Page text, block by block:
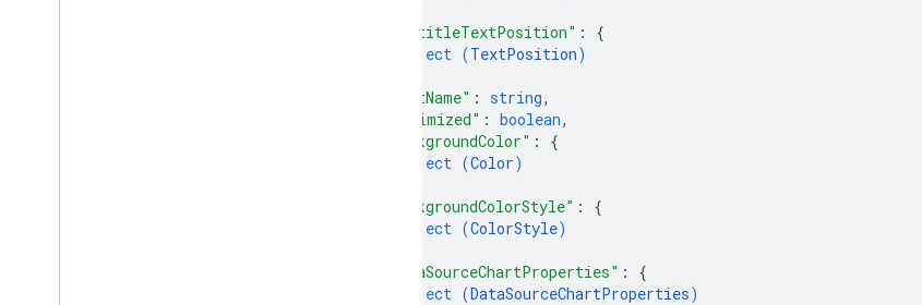
"subtitleTextPosition" : {
object (TextPosition)
"fontName" : string,
"maximized" : boolean,
"backgroundColor" : {
object (Color)
"backgroundColorStyle" : {
object (ColorStyle)
"dataSourceChartProperties" : {
object (DataSourceChartProperties)